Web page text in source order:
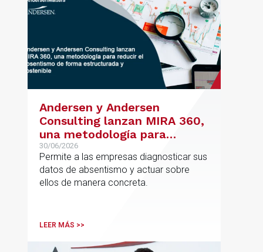
Andersen y Andersen
Consulting lanzan MIRA 360,
una metodología para
reducir el absentismo de
forma estructurada y
sostenible
30/06/2026
Permite a las empresas diagnosticar sus
datos de absentismo y actuar sobre
ellos de manera concreta.
LEER MÁS >>